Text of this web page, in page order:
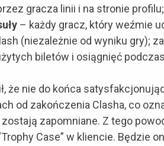
gracza linii i na stronie profilu;
– każdy gracz, który weźmie
(niezależnie od wyniku gry);
biletów i osiągnięć
że nie do końca
od zakończenia Clasha, co
zapomniane. Z tego
Case” w kliencie.